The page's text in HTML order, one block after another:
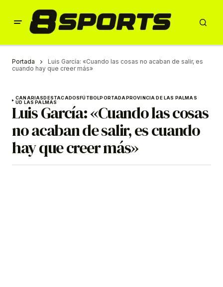
Portada
Luis García: «Cuando las cosas no acaban de salir, es
cuando hay que creer más»
CANARIASDESTACADOSFÚTBOLPORTADAPROVINCIA DE LAS PALMAS
UD LAS PALMAS
Luis García: «Cuando las cosas
no acaban de salir, es cuando
hay que creer más»